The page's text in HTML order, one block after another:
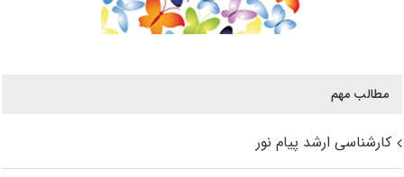
مطالب مهم
کارشناسی ارشد پیام نور